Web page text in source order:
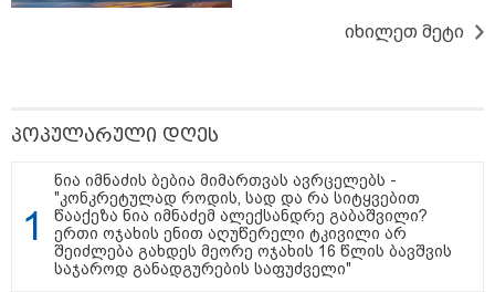
15:49 / 06-08-2026
შეიძინე ალდაგის სამოგზაურო დაზღვევა და
მიიღე გაორმაგებული ინტერნეტი
იხილეთ მეტი
პოპულარული დღეს
ნია იმნაძის ბებია მიმართვას ავრცელებს -
"კონკრეტულად როდის, სად და რა სიტყვებით
წააქეზა ნია იმნაძემ ალექსანდრე გაბაშვილი?
ერთი ოჯახის ენით აღუწერელი ტკივილი არ
შეიძლება გახდეს მეორე ოჯახის 16 წლის ბავშვის
საჯაროდ განადგურების საფუძველი"